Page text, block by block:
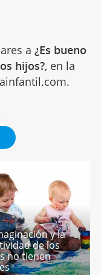
a ¿Es bueno
hijos?, en la
y la
de los
no tienen